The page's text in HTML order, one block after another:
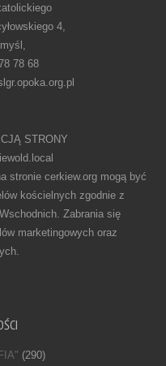
4,
78 68
STRONY
stronie cerkiew.org mogą być
kościelnych zgodnie z
Zabrania się
marketingowych oraz
(290)